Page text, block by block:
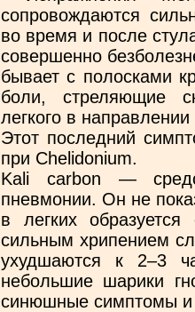
сопровождаются
во время и после
совершенно
бывает с полосками
боли, стреляющие
легкого в
Этот последний
при Chelidonium.
Kali carbon —
пневмонии. Он не
в легких
сильным хрипением
ухудшаются к 2–3
небольшие шарики
синюшные симптомы и